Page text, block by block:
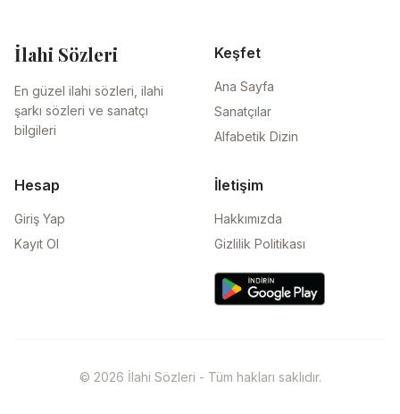
İlahi Sözleri
En güzel ilahi sözleri, ilahi
şarkı sözleri ve sanatçı
bilgileri
Keşfet
Ana Sayfa
Sanatçılar
Alfabetik Dizin
Hesap
Giriş Yap
Kayıt Ol
İletişim
Hakkımızda
Gizlilik Politikası
© 2026 İlahi Sözleri - Tüm hakları saklıdır.